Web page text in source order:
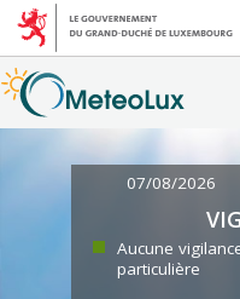
07/08/2026
Aucune
particulière